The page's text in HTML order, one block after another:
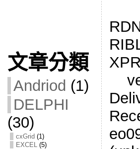
文章分類
Andriod (1)
DELPHI
(30)
cxGrid (1)
EXCEL(5)